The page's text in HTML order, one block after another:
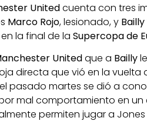
Unitedcuenta con tres
Marco Rojo, lesionado, y Bailly
en la final de la Supercopa de
Unitedque a Bailly
directa que vió en la vuelta
el pasado martes se dió a
mal comportamiento en un
permiten jugar a